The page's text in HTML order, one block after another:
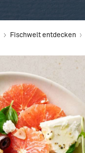
Fischwelt entdecken